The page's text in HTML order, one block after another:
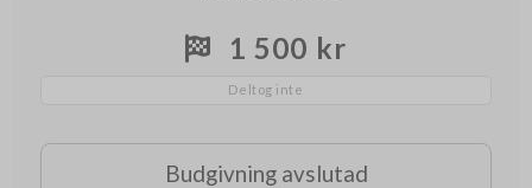
1 500 kr
Deltog inte
Budgivning avslutad